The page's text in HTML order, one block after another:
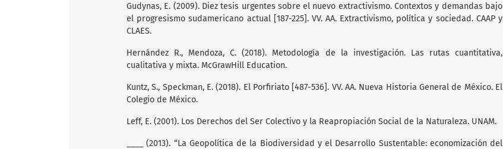
Gudynas, E. (2009). Diez tesis urgentes sobre el nuevo extractivismo. Contextos y demandas bajo
el progresismo sudamericano actual [187-225]. VV. AA. Extractivismo, política y sociedad. CAAP y
CLAES.
Hernández R., Mendoza, C. (2018). Metodología de la investigación. Las rutas cuantitativa,
cualitativa y mixta. McGrawHill Education.
Kuntz, S., Speckman, E. (2018). El Porfiriato [487-536]. VV. AA. Nueva Historia General de México. El
Colegio de México.
Leff, E. (2001). Los Derechos del Ser Colectivo y la Reapropiación Social de la Naturaleza. UNAM.
____ (2013). “La Geopolítica de la Biodiversidad y el Desarrollo Sustentable: economización del